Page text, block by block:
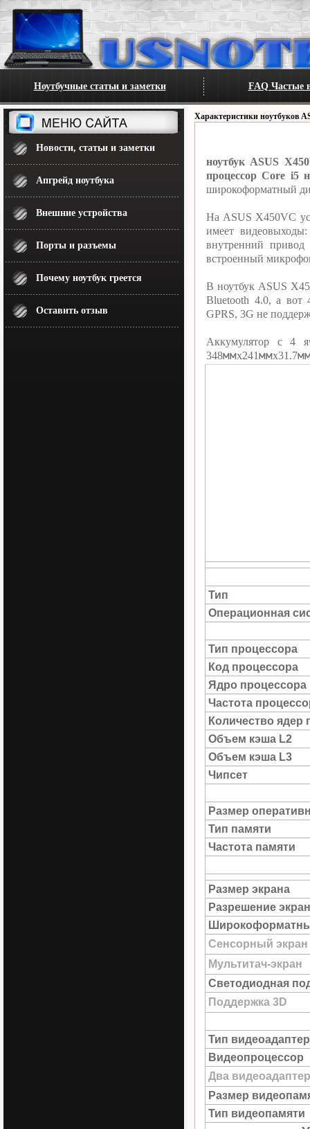
Ноутбучные статьи и заметки FAQ Частые
Новости, статьи и заметки
Апгрейд ноутбука
Внешние устройства
Порты и разъемы
Почему ноутбук греется
Оставить отзыв
Характеристики ноутбуков
ноутбук ASUS
процессор Core i5
широкоформатный
На ASUS X450VC
имеет
внутренний
встроенный
В ноутбук ASUS
Bluetooth 4.0, а вот
GPRS, 3G не
Аккумулятор c 4
348ммх241ммх31.7
Тип
Операционная
Тип процессора
Код процессора
Ядро процессора
Частота
Количество ядер
Объем кэша L2
Объем кэша L3
Чипсет
Размер
Тип памяти
Частота памяти
Размер экрана
Разрешение
Сенсорный экран
Мультитач-экран
Светодиодная
Поддержка 3D
Тип
Видеопроцессор
Два
Размер
Тип видеопамяти